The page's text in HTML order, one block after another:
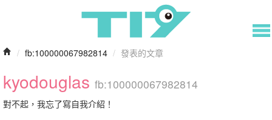
/ fb:100000067982814 / 發表的文章
kyodouglas fb:100000067982814
對不起，我忘了寫自我介紹！